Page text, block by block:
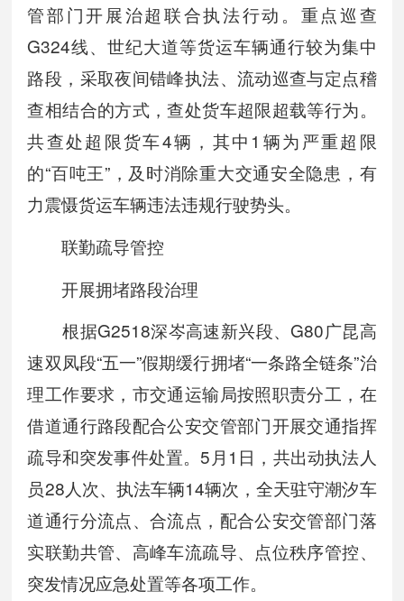
管部门开展治超联合执法行动。重点巡查
G324线、世纪大道等货运车辆通行较为集中
路段，采取夜间错峰执法、流动巡查与定点稽
查相结合的方式，查处货车超限超载等行为。
共查处超限货车4辆，其中1辆为严重超限
的“百吨王”，及时消除重大交通安全隐患，有
力震慑货运车辆违法违规行驶势头。
联勤疏导管控
开展拥堵路段治理
根据G2518深岑高速新兴段、G80广昆高
速双凤段“五一”假期缓行拥堵“一条路全链条”治
理工作要求，市交通运输局按照职责分工，在
借道通行路段配合公安交管部门开展交通指挥
疏导和突发事件处置。5月1日，共出动执法人
员28人次、执法车辆14辆次，全天驻守潮汐车
道通行分流点、合流点，配合公安交管部门落
实联勤共管、高峰车流疏导、点位秩序管控、
突发情况应急处置等各项工作。